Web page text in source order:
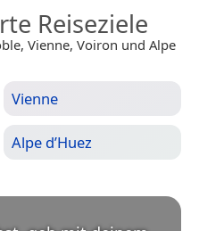
Reiseziele
Vienne, Voiron und Alpe
Vienne
Alpe d’Huez